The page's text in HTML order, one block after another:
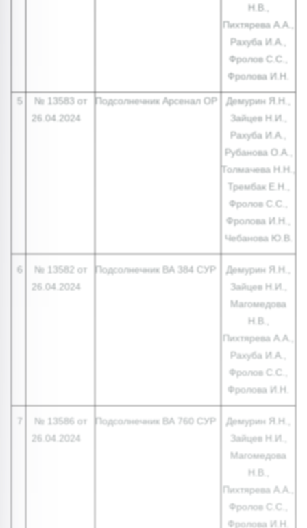
Н.В.,
Пихтярева А.А.,
Рахуба И.А.,
Фролов С.С.,
Фролова И.Н.
5
№ 13583 от
26.04.2024
Подсолнечник Арсенал ОР
Демурин Я.Н.,
Зайцев Н.И.,
Рахуба И.А.,
Рубанова О.А.,
Толмачева Н.Н.,
Трембак Е.Н.,
Фролов С.С.,
Фролова И.Н.,
Чебанова Ю.В.
6
№ 13582 от
26.04.2024
Подсолнечник ВА 384 СУР
Демурин Я.Н.,
Зайцев Н.И.,
Магомедова
Н.В.,
Пихтярева А.А.,
Рахуба И.А.,
Фролов С.С.,
Фролова И.Н.
7
№ 13586 от
26.04.2024
Подсолнечник ВА 760 СУР
Демурин Я.Н.,
Зайцев Н.И.,
Магомедова
Н.В.,
Пихтярева А.А.,
Фролов С.С.,
Фролова И.Н.